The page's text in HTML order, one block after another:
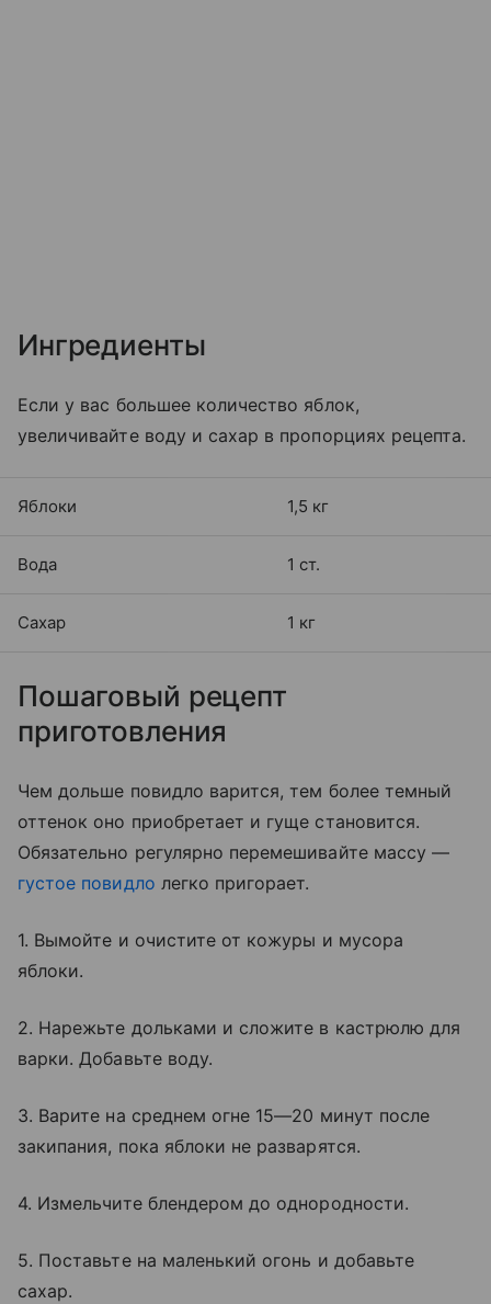
Ингредиенты
Если у вас большее количество яблок,
увеличивайте воду и сахар в пропорциях рецепта.
Яблоки 1,5 кг
Вода 1 ст.
Сахар 1 кг
Пошаговый рецепт
приготовления
Чем дольше повидло варится, тем более темный
оттенок оно приобретает и гуще становится.
Обязательно регулярно перемешивайте массу —
густое повидло легко пригорает.
1. Вымойте и очистите от кожуры и мусора
яблоки.
2. Нарежьте дольками и сложите в кастрюлю для
варки. Добавьте воду.
3. Варите на среднем огне 15—20 минут после
закипания, пока яблоки не разварятся.
4. Измельчите блендером до однородности.
5. Поставьте на маленький огонь и добавьте
сахар.